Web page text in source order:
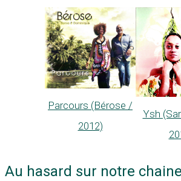
Parcours (Bérose /
2012)
Ysh
Au hasard sur notre chaine